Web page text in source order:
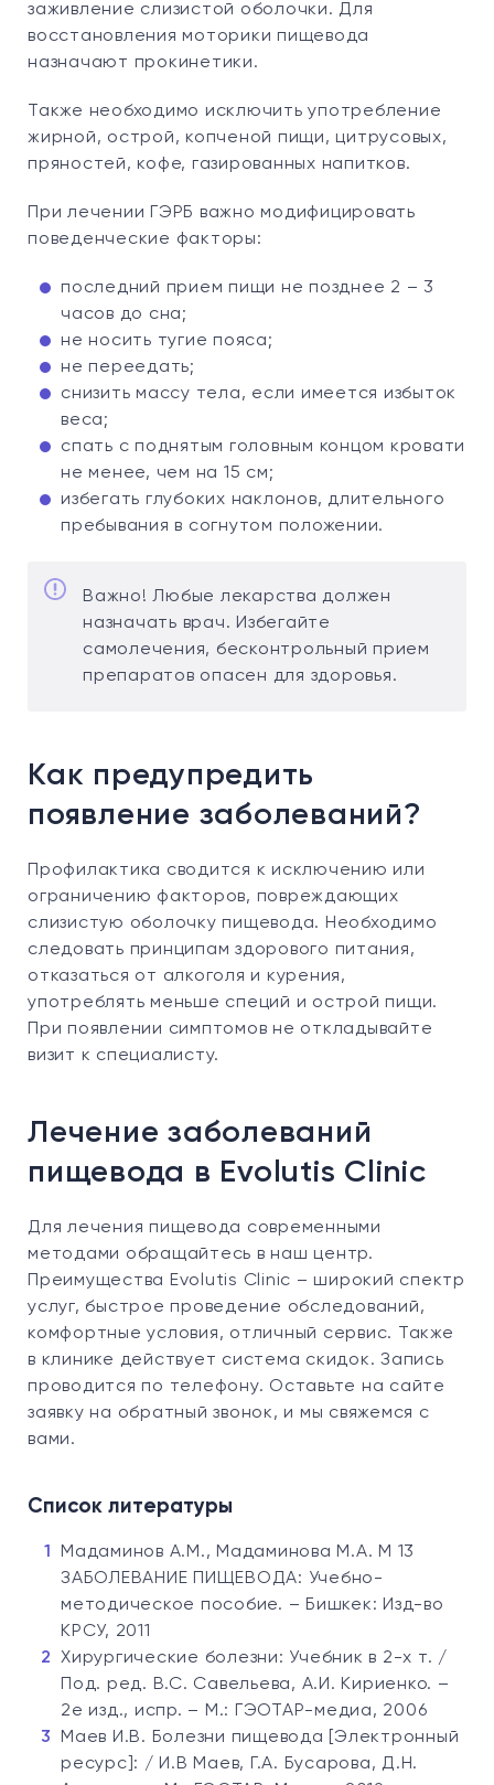
заживление слизистой оболочки. Для
восстановления моторики пищевода
назначают прокинетики.
Также необходимо исключить употребление
жирной, острой, копченой пищи, цитрусовых,
пряностей, кофе, газированных напитков.
При лечении ГЭРБ важно модифицировать
поведенческие факторы:
последний прием пищи не позднее 2 – 3
часов до сна;
не носить тугие пояса;
не переедать;
снизить массу тела, если имеется избыток
веса;
спать с поднятым головным концом кровати
не менее, чем на 15 см;
избегать глубоких наклонов, длительного
пребывания в согнутом положении.
Важно! Любые лекарства должен
назначать врач. Избегайте
самолечения, бесконтрольный прием
препаратов опасен для здоровья.
Как предупредить
появление заболеваний?
Профилактика сводится к исключению или
ограничению факторов, повреждающих
слизистую оболочку пищевода. Необходимо
следовать принципам здорового питания,
отказаться от алкоголя и курения,
употреблять меньше специй и острой пищи.
При появлении симптомов не откладывайте
визит к специалисту.
Лечение заболеваний
пищевода в Evolutis Clinic
Для лечения пищевода современными
методами обращайтесь в наш центр.
Преимущества Evolutis Clinic – широкий спектр
услуг, быстрое проведение обследований,
комфортные условия, отличный сервис. Также
в клинике действует система скидок. Запись
проводится по телефону. Оставьте на сайте
заявку на обратный звонок, и мы свяжемся с
вами.
Список литературы
Мадаминов А.М., Мадаминова М.А. М 13
ЗАБОЛЕВАНИЕ ПИЩЕВОДА: Учебно-
методическое пособие. – Бишкек: Изд-во
КРСУ, 2011
Хирургические болезни: Учебник в 2-х т. /
Под. ред. В.С. Савельева, А.И. Кириенко. –
2е изд., испр. – М.: ГЭОТАР-медиа, 2006
Маев И.В. Болезни пищевода [Электронный
ресурс]: / И.В Маев, Г.А. Бусарова, Д.Н.